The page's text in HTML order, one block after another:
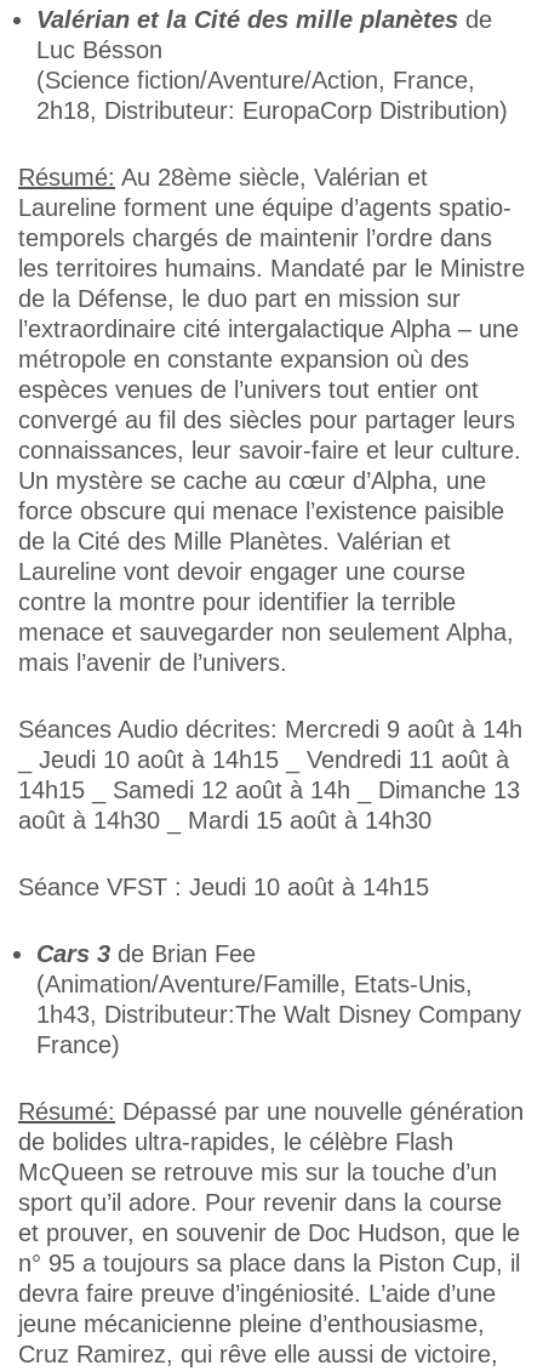
Valérian et la Cité des mille planètes de
Luc Bésson
(Science fiction/Aventure/Action, France,
2h18, Distributeur: EuropaCorp Distribution)
Résumé: Au 28ème siècle, Valérian et
Laureline forment une équipe d’agents spatio-
temporels chargés de maintenir l’ordre dans
les territoires humains. Mandaté par le Ministre
de la Défense, le duo part en mission sur
l’extraordinaire cité intergalactique Alpha – une
métropole en constante expansion où des
espèces venues de l’univers tout entier ont
convergé au fil des siècles pour partager leurs
connaissances, leur savoir-faire et leur culture.
Un mystère se cache au cœur d’Alpha, une
force obscure qui menace l’existence paisible
de la Cité des Mille Planètes. Valérian et
Laureline vont devoir engager une course
contre la montre pour identifier la terrible
menace et sauvegarder non seulement Alpha,
mais l’avenir de l’univers.
Séances Audio décrites: Mercredi 9 août à 14h
_ Jeudi 10 août à 14h15 _ Vendredi 11 août à
14h15 _ Samedi 12 août à 14h _ Dimanche 13
août à 14h30 _ Mardi 15 août à 14h30
Séance VFST : Jeudi 10 août à 14h15
Cars 3 de Brian Fee
(Animation/Aventure/Famille, Etats-Unis,
1h43, Distributeur:The Walt Disney Company
France)
Résumé: Dépassé par une nouvelle génération
de bolides ultra-rapides, le célèbre Flash
McQueen se retrouve mis sur la touche d’un
sport qu’il adore. Pour revenir dans la course
et prouver, en souvenir de Doc Hudson, que le
n° 95 a toujours sa place dans la Piston Cup, il
devra faire preuve d’ingéniosité. L’aide d’une
jeune mécanicienne pleine d’enthousiasme,
Cruz Ramirez, qui rêve elle aussi de victoire,